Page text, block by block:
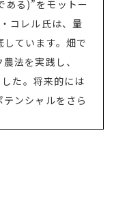
る)”をモットー
コレル氏は、量
ています。畑で
法を実践し、
た。将来的には
ンシャルをさら